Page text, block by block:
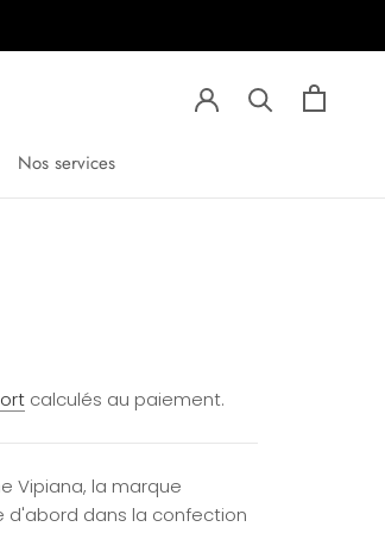
Nos services
calculés au paiement.
Vipiana, la marque
d'abord dans la confection